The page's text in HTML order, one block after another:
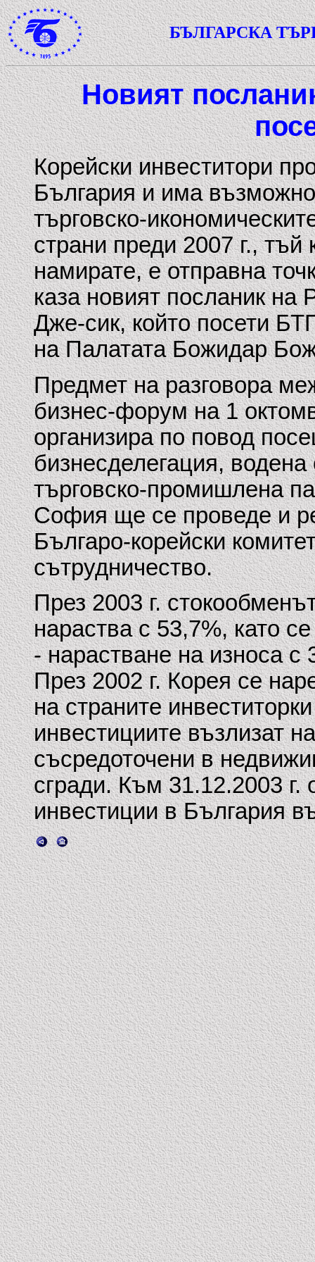
БЪЛГАРСКА
Новият
Корейски инвеститори
България и има
търговско-
страни преди 2007 г., тъй
намирате, е отправна
каза новият посланик на
Дже-сик, който посети
на Палатата Божидар
Предмет на разговора
бизнес-форум на 1
организира по повод
бизнесделегация,
търговско-промишлена
София ще се проведе и
Българо-корейски
сътрудничество.
През 2003 г.
нараства с 53,7%, като
- нарастване на износа с
През 2002 г. Корея се
на страните
инвестициите възлизат
съсредоточени в
сгради. Към 31.12.2003
инвестиции в България